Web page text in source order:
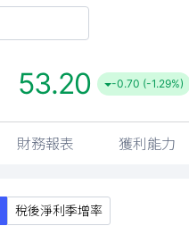
53.20 -0.70 (-1.29%)
財務報表 獲利能力
稅後淨利季增率